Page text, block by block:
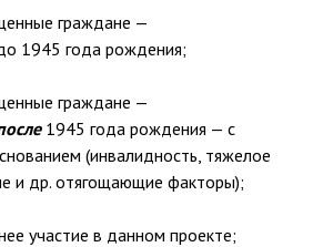
граждане —
1945 года рождения;
граждане —
1945 года рождения — с
(инвалидность, тяжелое
и др. отягощающие факторы);
участие в данном проекте;